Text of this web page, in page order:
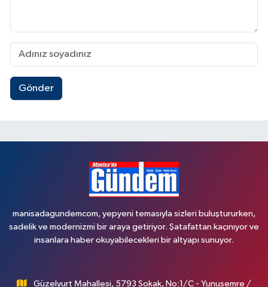
Gönder
manisadagundemcom, yepyeni temasıyla sizleri buluştururken,
sadelik ve modernizmi bir araya getiriyor. Şatafattan kaçınıyor ve
insanlara haber okuyabilecekleri bir altyapı sunuyor.
Güzelyurt Mahallesi, 5793 Sokak, No:1/C - Yunusemre /